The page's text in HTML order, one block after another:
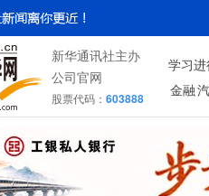
新华通讯社主办
公司官网
股票代码： 603888
学习进
金融